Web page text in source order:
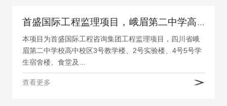
首盛国际工程监理项目，峨眉第二中学高中校区
本项目为首盛国际工程咨询集团工程监理项目，四川省峨
眉第二中学校高中校区3号教学楼、2号实验楼、4号5号学
生宿舍楼、食堂及…
查看更多